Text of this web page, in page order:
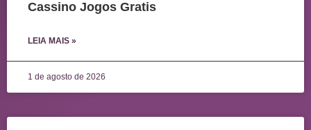
Cassino Jogos Gratis
LEIA MAIS »
1 de agosto de 2026